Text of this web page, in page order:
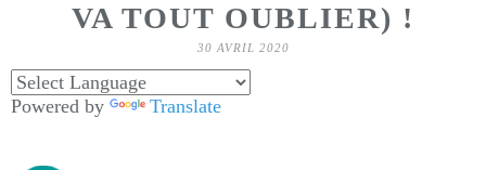
VA TOUT OUBLIER) !
30 AVRIL 2020
Powered by Translate